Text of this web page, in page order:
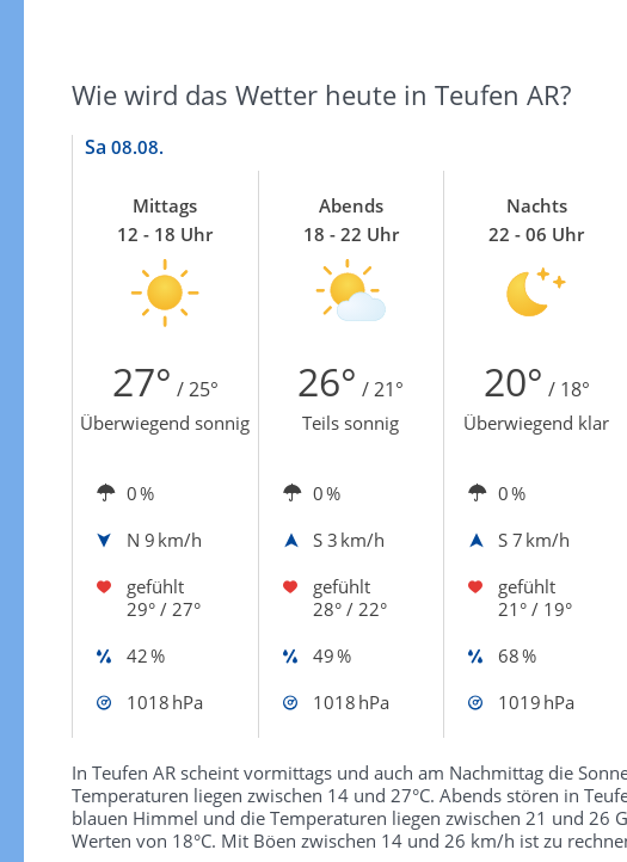
Wie wird das Wetter heute in Teufen AR?
Sa 08.08.
Mittags
12 - 18 Uhr
Abends
18 - 22 Uhr
Nachts
22 - 06 Uhr
27° / 25° 26° / 21° 20° / 18°
Überwiegend sonnig Teils sonnig Überwiegend klar
0 % 0 % 0 %
N 9 km/h S 3 km/h S 7 km/h
gefühlt
29° / 27°
gefühlt
28° / 22°
gefühlt
21° / 19°
42 % 49 % 68 %
1018 hPa
1018 hPa 1019 hPa
In Teufen AR scheint vormittags und auch am Nachmittag die
Temperaturen liegen zwischen 14 und 27°C. Abends stören in
blauen Himmel und die Temperaturen liegen zwischen 21 und 26
Werten von 18°C. Mit Böen zwischen 14 und 26 km/h ist zu